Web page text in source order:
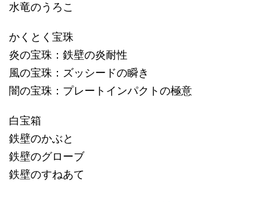
水竜のうろこ
かくとく宝珠
炎の宝珠：鉄壁の炎耐性
風の宝珠：ズッシードの瞬き
闇の宝珠：プレートインパクトの極意
白宝箱
鉄壁のかぶと
鉄壁のグローブ
鉄壁のすねあて